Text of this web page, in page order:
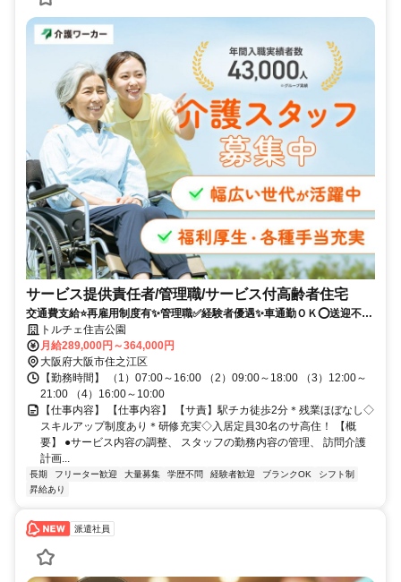
サービス提供責任者/管理職/サービス付高齢者住宅
交通費支給⭐️再雇用制度有✨管理職✅️経験者優遇✨車通勤ＯＫ⭕️送迎不要
✨週休2日❗️駅チカ
トルチェ住吉公園
月給289,000円～364,000円
大阪府大阪市住之江区
【勤務時間】 （1）07:00～16:00 （2）09:00～18:00 （3）12:00～
21:00 （4）16:00～10:00
【仕事内容】 【仕事内容】 【サ責】駅チカ徒歩2分＊残業ほぼなし◇
スキルアップ制度あり＊研修充実◇入居定員30名のサ高住！ 【概
要】 ●サービス内容の調整、 スタッフの勤務内容の管理、 訪問介護
計画...
長期 フリーター歓迎 大量募集 学歴不問 経験者歓迎 ブランクOK
シフト制
昇給あり
派遣社員